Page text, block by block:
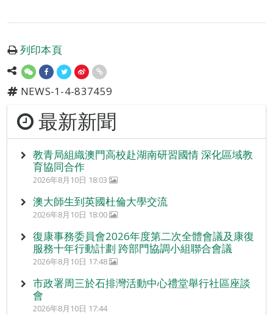
列印本頁
NEWS-1-4-837459
最新新聞
教青局組織澳門高校赴湖南研習國情 深化區域教
育協同合作
2026年8月10日 18:03
澳大師生到英國杜倫大學交流
2026年8月10日 18:00
復康事務委員會2026年度第二次全體會議及康復
服務十年行動計劃 跨部門協調小組聯合會議
2026年8月10日 17:48
市政署周三於石排灣活動中心禮堂舉行社區座談
會
2026年8月10日 17:44